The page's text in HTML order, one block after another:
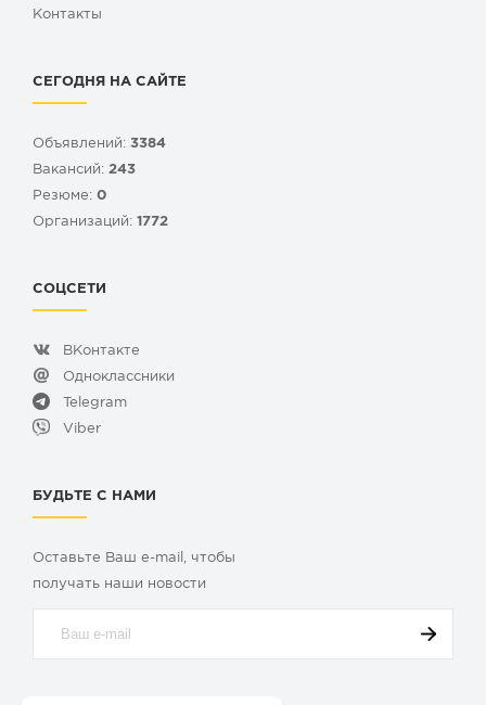
Контакты
СЕГОДНЯ НА САЙТЕ
Объявлений: 3384
Вакансий: 243
Резюме: 0
Организаций: 1772
СОЦСЕТИ
ВКонтакте
Одноклассники
Telegram
Viber
БУДЬТЕ С НАМИ
Оставьте Ваш e-mail, чтобы
получать наши новости